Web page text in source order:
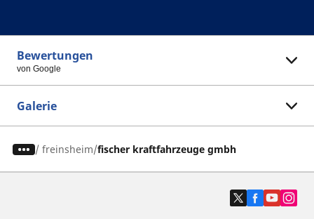
Bewertungen
von Google
Galerie
/ freinsheim fischer kraftfahrzeuge gmbh